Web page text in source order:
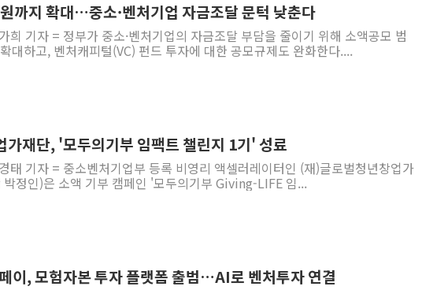
까지 확대…중소·벤처기업 자금조달 문턱 낮춘다
희 기자 = 정부가 중소·벤처기업의 자금조달 부담을 줄이기 위해 소액공모 범
대하고, 벤처캐피털(VC) 펀드 투자에 대한 공모규제도 완화한다....
가재단, '모두의기부 임팩트 챌린지 1기' 성료
태 기자 = 중소벤처기업부 등록 비영리 액셀러레이터인 (재)글로벌청년창업가
박정인)은 소액 기부 캠페인 '모두의기부 Giving-LIFE 임...
이, 모험자본 투자 플랫폼 출범…AI로 벤처투자 연결